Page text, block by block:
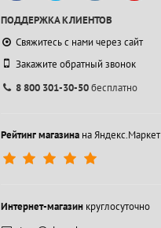
ПОДДЕРЖКА КЛИЕНТОВ
Свяжитесь с нами через сайт
Закажите обратный звонок
8 800 301-30-50бесплатно
Рейтинг магазинана Яндекс.Маркет
Интернет-магазинкруглосуточно